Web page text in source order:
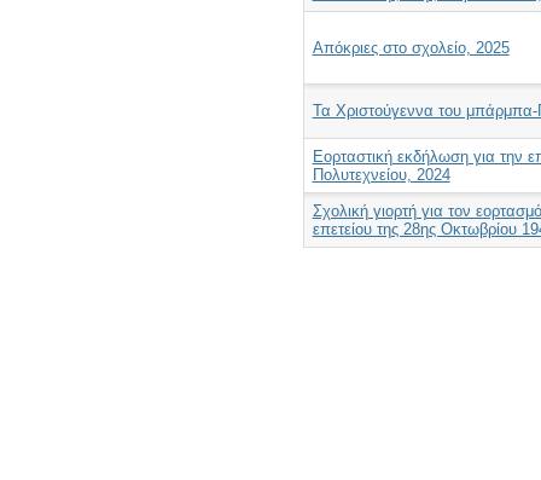
Απόκριες στο σχολείο, 2025
Τα Χριστούγεννα του
Εορταστική εκδήλωση για την
Πολυτεχνείου, 2024
Σχολική γιορτή για τον
επετείου της 28ης Οκτωβρίου